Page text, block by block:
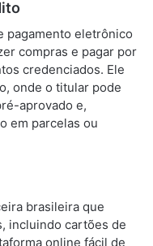
pagamento eletrônico
compras e pagar por
credenciados. Ele
onde o titular pode
aprovado e,
em parcelas ou
brasileira que
incluindo cartões de
online fácil de